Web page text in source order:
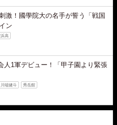
激！國學院大の名手が誓う「戦国
ン
浜高
人1軍デビュー！「甲子園より緊張
川端健斗 秀岳館